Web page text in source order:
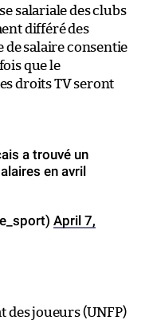
salariale des clubs
différé des
de salaire consentie
que le
droits TV seront
a trouvé un
en avril
April 7,
des joueurs (UNFP)